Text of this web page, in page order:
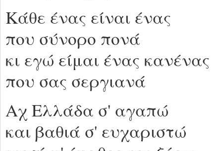
Κάθε ένας είναι ένας
που σύνορο πονά
κι εγώ είμαι ένας κανένας
που σας σεργιανά
Αχ Ελλάδα σ' αγαπώ
και βαθιά σ' ευχαριστώ